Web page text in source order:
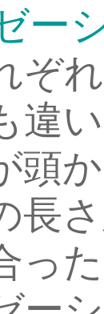
ー
ぞ
違
頭
長
っ